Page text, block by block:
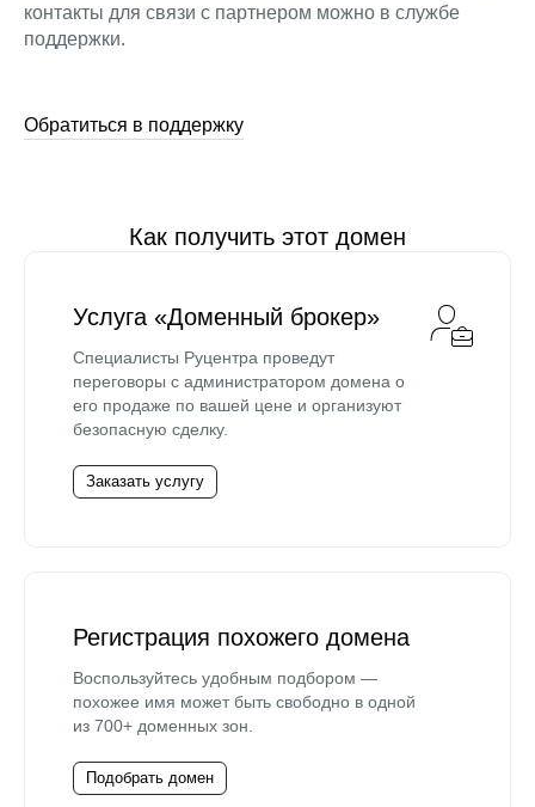
контакты для связи с партнером можно в службе
поддержки.
Обратиться в поддержку
Как получить этот домен
Услуга «Доменный брокер»
Специалисты Руцентра проведут
переговоры с администратором домена о
его продаже по вашей цене и организуют
безопасную сделку.
Заказать услугу
Регистрация похожего домена
Воспользуйтесь удобным подбором —
похожее имя может быть свободно в одной
из 700+ доменных зон.
Подобрать домен